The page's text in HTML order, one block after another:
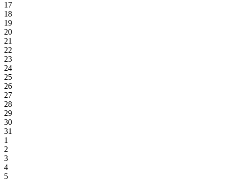
17
18
19
20
21
22
23
24
25
26
27
28
29
30
31
1
2
3
4
5